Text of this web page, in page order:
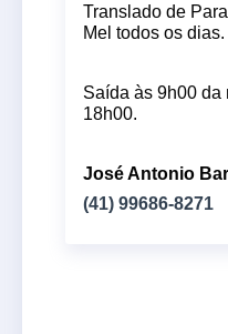
Translado de
Mel todos os dias.
Saída às 9h00 da
18h00.
José Antonio
(41) 99686-8271